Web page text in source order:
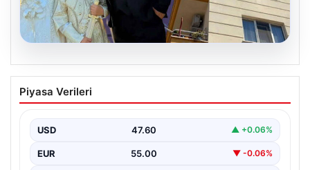
Çanakkale’de böcek ilaçlaması felakete
dönüştü. Yusuf öldü, annesi yoğun
Piyasa Verileri
USD 47.60 ▲ +0.06%
EUR 55.00 ▼ -0.06%